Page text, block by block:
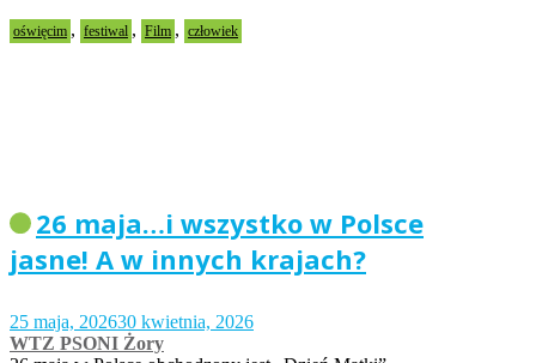
oświęcim , festiwal , Film , człowiek
26 maja…i wszystko w Polsce
jasne! A w innych krajach?
25 maja, 202630 kwietnia, 2026
WTZ PSONI Żory